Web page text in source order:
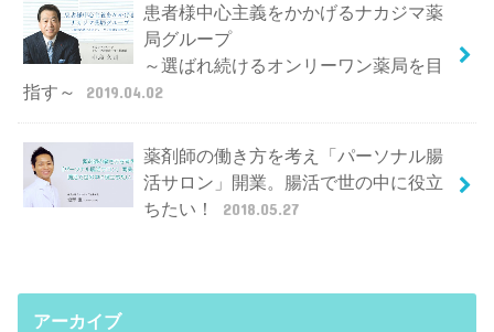
患者様中心主義をかかげるナカジマ薬
局グループ
～選ばれ続けるオンリーワン薬局を目
指す～
2019.04.02
薬剤師の働き方を考え「パーソナル腸
活サロン」開業。腸活で世の中に役立
ちたい！
2018.05.27
アーカイブ